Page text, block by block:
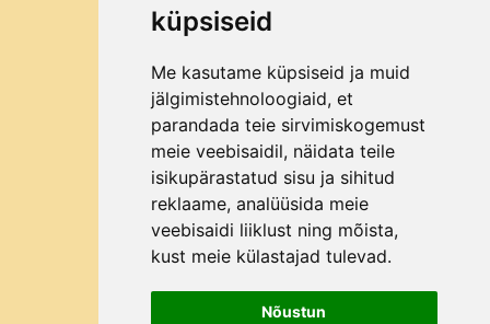
küpsiseid
Me kasutame küpsiseid ja muid
jälgimistehnoloogiaid, et
parandada teie sirvimiskogemust
meie veebisaidil, näidata teile
isikupärastatud sisu ja sihitud
reklaame, analüüsida meie
veebisaidi liiklust ning mõista,
kust meie külastajad tulevad.
Nõustun
ETTEVÕTTEST
Kontakt
Ettevõttest
Kuidas osta?
Kliendid
Blogi